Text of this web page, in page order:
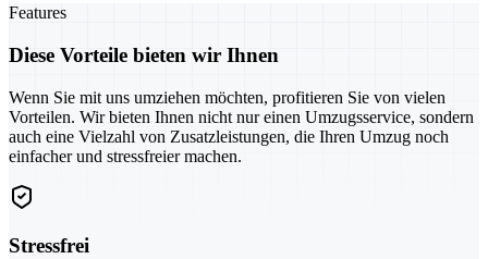
Features
Diese Vorteile bieten wir Ihnen
Wenn Sie mit uns umziehen möchten, profitieren Sie von vielen
Vorteilen. Wir bieten Ihnen nicht nur einen Umzugsservice, sondern
auch eine Vielzahl von Zusatzleistungen, die Ihren Umzug noch
einfacher und stressfreier machen.
Stressfrei